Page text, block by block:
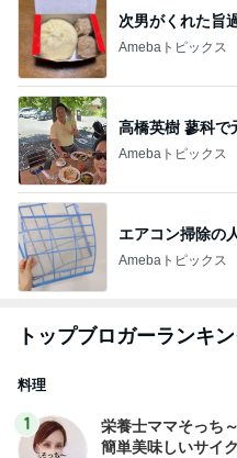
次男がくれた旨
Amebaトピックス
高橋英樹 蓼科で
Amebaトピックス
エアコン掃除の
Amebaトピックス
トップブロガーランキ
料理
1
栄養士ママそっち
簡単美味しいサイ